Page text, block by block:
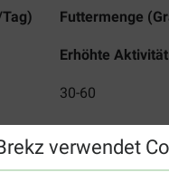
verwendet
Tag) Futtermenge
Erhöhte Aktivität
30-60
60-95
95-130